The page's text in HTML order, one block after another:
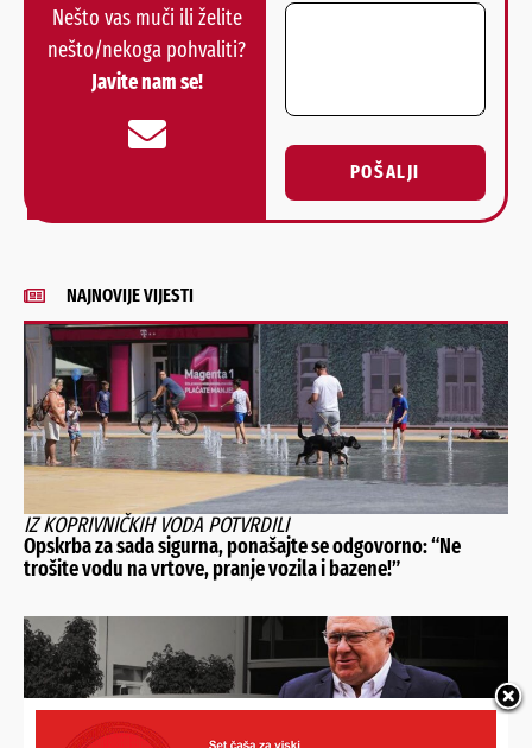
Nešto vas muči ili želite
nešto/nekoga pohvaliti?
Javite nam se!
POŠALJI
Alternative:
NAJNOVIJE VIJESTI
IZ KOPRIVNIČKIH VODA POTVRDILI
Opskrba za sada sigurna, ponašajte se odgovorno: “Ne
trošite vodu na vrtove, pranje vozila i bazene!”